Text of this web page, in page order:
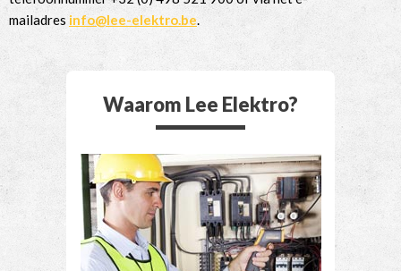
mailadres info@lee-elektro.be.
Waarom Lee Elektro?